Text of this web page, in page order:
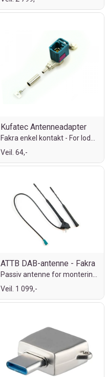
Kufatec Antenneadapter
Veil. 64,-
ATTB DAB-antenne - Fakra
Veil. 1 099,-